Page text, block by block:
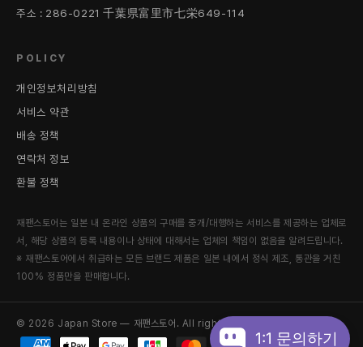
1:1 문의하기
주소 : 286-0221 千葉県富里市七栄649-114
POLICY
개인정보처리방침
서비스 약관
배송 정책
연락처 정보
환불 정책
재팬스토어는 일본 내 온라인 상품의 구매를 중개/대행하는 서비스를 제공하는 업체로
서, 해당 상품의 등록 내용이나 상태에 대해서는 업체의 책임이 없음을 알려드립니다.
※ 재팬스토어에서 취급하는 모든 브랜드 제품은 일본 내에서 정식 제조, 통관을 거친
100% 정품만을 판매합니다.
© 2026 Japan Store — 재팬스토어. All rights reserved.